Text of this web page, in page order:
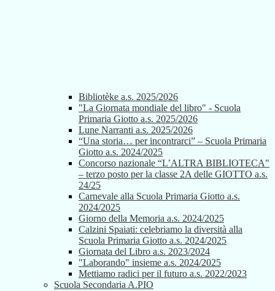
Bibliotèke a.s. 2025/2026
"La Giornata mondiale del libro" - Scuola
Primaria Giotto a.s. 2025/2026
Lune Narranti a.s. 2025/2026
“Una storia… per incontrarci” – Scuola Primaria
Giotto a.s. 2024/2025
Concorso nazionale “L’ALTRA BIBLIOTECA"
– terzo posto per la classe 2A delle GIOTTO a.s.
24/25
Carnevale alla Scuola Primaria Giotto a.s.
2024/2025
Giorno della Memoria a.s. 2024/2025
Calzini Spaiati: celebriamo la diversità alla
Scuola Primaria Giotto a.s. 2024/2025
Giornata del Libro a.s. 2023/2024
"Laborando" insieme a.s. 2024/2025
Mettiamo radici per il futuro a.s. 2022/2023
Scuola Secondaria A.PIO